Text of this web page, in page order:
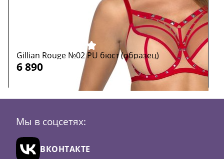
Gillian Rouge №02 PU бюст (образец)
6 890
Цвет: красный
Мы в соцсетях:
ВКОНТАКТЕ